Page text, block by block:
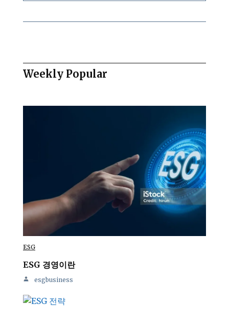
Weekly Popular
ESG
ESG 경영이란
esgbusiness